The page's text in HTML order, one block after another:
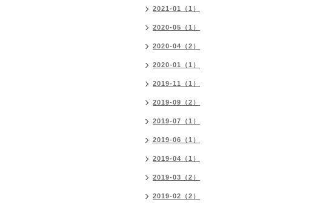
2021-01（1）
2020-05（1）
2020-04（2）
2020-01（1）
2019-11（1）
2019-09（2）
2019-07（1）
2019-06（1）
2019-04（1）
2019-03（2）
2019-02（2）